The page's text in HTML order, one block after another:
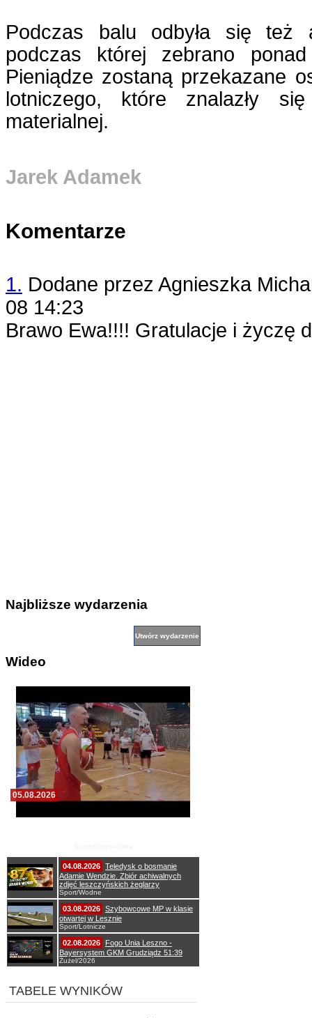
Podczas balu odbyła się też
podczas której zebrano
Pieniądze zostaną przekazane
lotniczego, które znalazły
materialnej.
Jarek Adamek
Komentarze
1. Dodane przez Agnieszka
08 14:23
Brawo Ewa!!!! Gratulacje i życzę
Najbliższe wydarzenia
Wideo
05.08.2026
04.08.2026 Teledysk o bosmanie
Adamie Wendzie. Zbiór achiwalnych
zdjęć leszczyńskich żeglarzy
Sport/Wodne
03.08.2026 Szybowcowe MP w klasie
otwartej w Lesznie
Sport/Lotnicze
02.08.2026
Fogo Unia Leszno -
Bayersystem GKM Grudziądz 51:39
Żużel/2026
TABELE WYNIKÓW